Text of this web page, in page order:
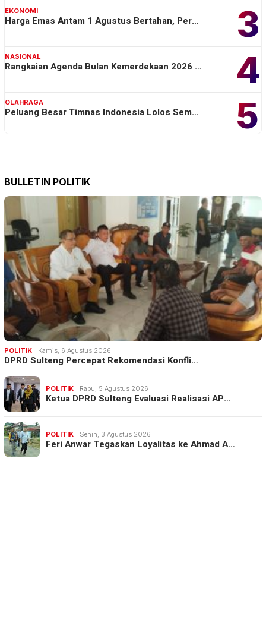
3
EKONOMI
Harga Emas Antam 1 Agustus Bertahan, Per…
4
NASIONAL
Rangkaian Agenda Bulan Kemerdekaan 2026 …
5
OLAHRAGA
Peluang Besar Timnas Indonesia Lolos Sem…
BULLETIN POLITIK
POLITIK Kamis, 6 Agustus 2026
DPRD Sulteng Percepat Rekomendasi Konfli…
POLITIK Rabu, 5 Agustus 2026
Ketua DPRD Sulteng Evaluasi Realisasi AP…
POLITIK Senin, 3 Agustus 2026
Feri Anwar Tegaskan Loyalitas ke Ahmad A…